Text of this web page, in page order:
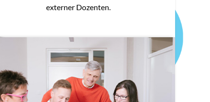
externer Dozenten.